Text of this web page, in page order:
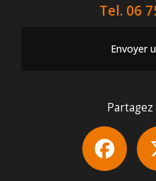
Tel. 06
Envoyer